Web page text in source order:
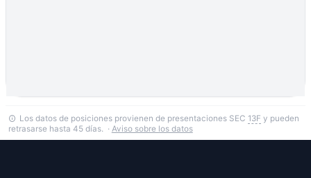
Los datos de posiciones provienen de presentaciones SEC 13F y pueden
retrasarse hasta 45 días. · Aviso sobre los datos